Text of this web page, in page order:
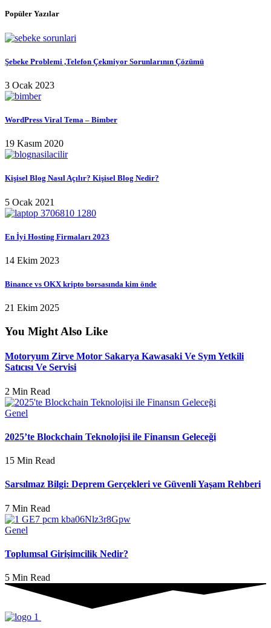
Popüler Yazılar
Şebeke Problemi ,Telefon Çekmiyor Sorunlarının Çözümü
3 Ocak 2023
WordPress Viral Tema – Bimber
19 Kasım 2020
Kişisel Blog Nasıl Açılır? Kişisel Blog Nedir?
5 Ocak 2021
En İyi Hosting Firmaları 2023
14 Ekim 2023
Binance vs OKX kripto borsasında kim önde
21 Ekim 2025
You Might Also Like
Motoryum Zirve Motor Sakarya Kawasaki Ve Sym Yetkili
Satıcısı Ve Servisi
2 Min Read
Genel
2025’te Blockchain Teknolojisi ile Finansın Geleceği
15 Min Read
Sarsılmaz Bilgi: Deprem Gerçekleri ve Güvenli Yaşam Rehberi
7 Min Read
Genel
Toplumsal Girişimcilik Nedir?
5 Min Read